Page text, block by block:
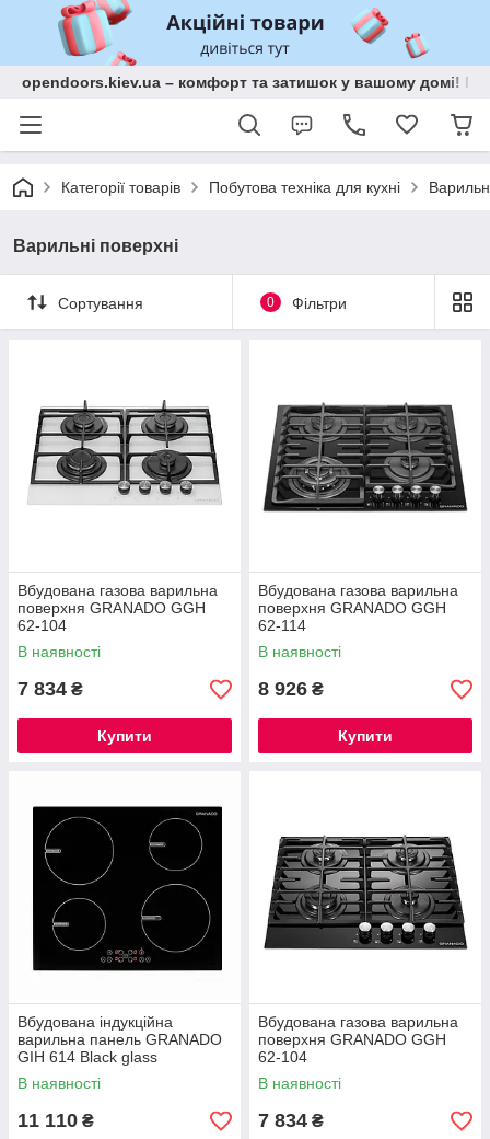
opendoors.kiev.ua – комфорт та затишок у вашому домі!
Категорії товарів Побутова техніка для кухні
Варильні поверхні
Сортування 0 Фільтри
Вбудована газова варильна
поверхня GRANADO GGH
62-104
В наявності
7 834 ₴
Купити
Вбудована газова варильна
поверхня GRANADO GGH
62-114
В наявності
8 926 ₴
Купити
Вбудована індукційна
варильна панель GRANADO
GIH 614 Black glass
В наявності
11 110 ₴
Вбудована газова варильна
поверхня GRANADO GGH
62-104
В наявності
7 834 ₴